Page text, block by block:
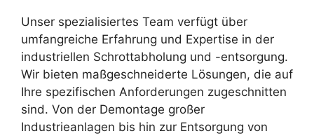
Unser spezialisiertes Team verfügt über
umfangreiche Erfahrung und Expertise in der
industriellen Schrottabholung und -entsorgung.
Wir bieten maßgeschneiderte Lösungen, die auf
Ihre spezifischen Anforderungen zugeschnitten
sind. Von der Demontage großer
Industrieanlagen bis hin zur Entsorgung von